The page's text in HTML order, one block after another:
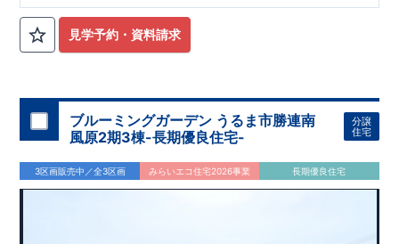
見学予約・資料請求
ブルーミングガーデン うるま市勝連南
風原2期3棟-長期優良住宅-
分譲
住宅
3区画販売中／全3区画 みらいエコ住宅2026事業 長期優良住宅